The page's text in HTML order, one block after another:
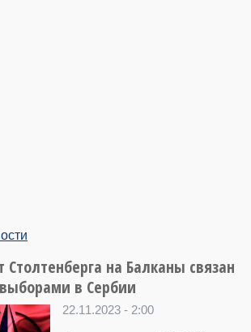
Столтенберга на Балканы связан
в Сербии
22.11.2023 - 2:00